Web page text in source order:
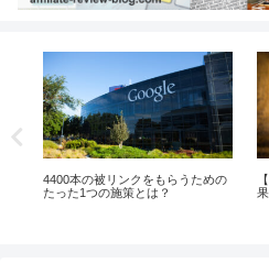
新をしてみた結
なったが…
利益率94.4%の凄いビジネス